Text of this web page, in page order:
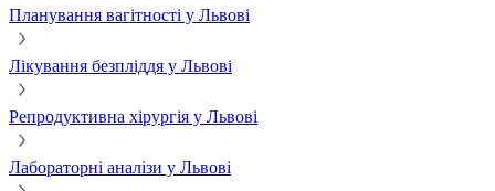
Планування вагітності у Львові
Лікування безпліддя у Львові
Репродуктивна хірургія у Львові
Лабораторні аналізи у Львові